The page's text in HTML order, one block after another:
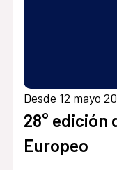
Desde 12 mayo
28° edición
Europeo